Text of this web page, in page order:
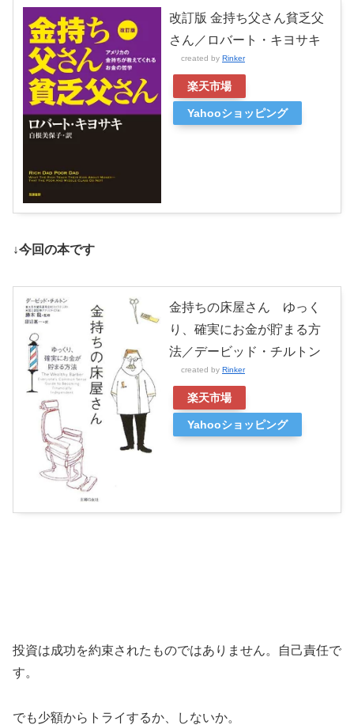
改訂版 金持ち父さん貧乏父
さん／ロバート・キヨサキ
created by Rinker
楽天市場
Yahooショッピング
↓今回の本です
金持ちの床屋さん ゆっく
り、確実にお金が貯まる方
法／デービッド・チルトン
created by Rinker
楽天市場
Yahooショッピング
投資は成功を約束されたものではありません。自己責任で
す。
でも少額からトライするか、しないか。